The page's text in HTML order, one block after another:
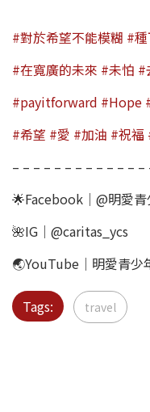
#對於希望不能模糊 #
#在寬廣的未來 #未怕 #
#payitforward #Hope
#希望 #愛 #加油 #祝福
– – – – – – – – – – – –
🌟Facebook｜@明愛
🌺IG｜@caritas_ycs​
🌏YouTube｜明愛青少
Tags: travel